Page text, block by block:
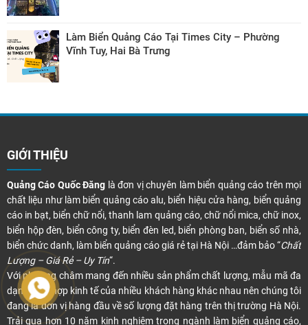
Làm Biển Quảng Cáo Tại Times City – Phường
Vĩnh Tuy, Hai Bà Trưng
GIỚI THIỆU
Quảng Cáo Quốc Đăng là đơn vị chuyên làm biển quảng cáo trên mọi
chất liệu như làm biển quảng cáo alu, biển hiệu cửa hàng, biển quảng
cáo in bạt, biển chữ nổi, thanh lam quảng cáo, chữ nổi mica, chữ inox,
biển hộp đèn, biển công ty, biển đèn led, biển phòng ban, biển số nhà,
biển chức danh, làm biển quảng cáo giá rẻ tại Hà Nội …đảm bảo “Chất
Lượng – Giá Rẻ – Uy Tín“.
Với phương châm mang đến nhiều sản phẩm chất lượng, mẫu mã đa
dạng, phù hợp kinh tế của nhiều khách hàng khác nhau nên chúng tôi
đang là đơn vị hàng đầu về số lượng đặt hàng trên thị trường Hà Nội.
Trải qua hơn 10 năm kinh nghiệm trong ngành làm biển quảng cáo,